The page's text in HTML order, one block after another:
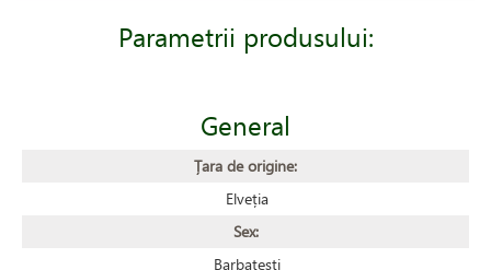
Parametrii produsului:
General
Țara de origine:
Elveția
Sex:
Barbatesti